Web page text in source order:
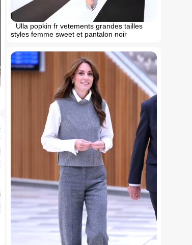
Ulla popkin fr vetements grandes tailles
styles femme sweet et pantalon noir